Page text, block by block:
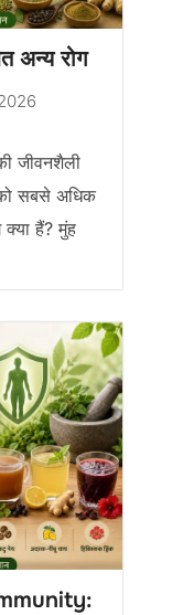
अन्य रोग
जीवनशैली
सबसे अधिक
क्या हैं? मुंह